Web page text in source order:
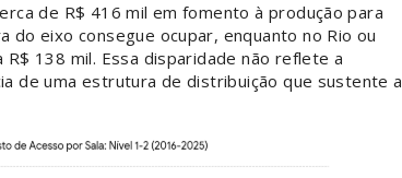
de R$ 416 mil em fomento à produção para
do eixo consegue ocupar, enquanto no Rio ou
R$ 138 mil. Essa disparidade não reflete a
de uma estrutura de distribuição que sustente a